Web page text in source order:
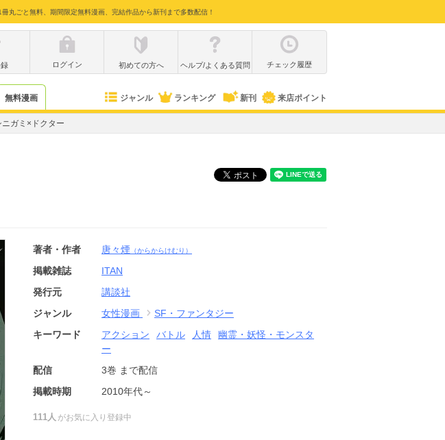
丸ごと無料、期間限定無料漫画、完結作品から新刊まで多数配信！
ログイン 初めての方へ ヘルプ/よくある質問 チェック履歴
無料漫画 ジャンル ランキング 新刊 来店ポイント
ニガミ×ドクター
著者・作者 唐々煙 （からからけむり）
掲載雑誌
ITAN
発行元
講談社
ジャンル
女性漫画
SF・ファンタジー
キーワード
アクション バトル 人情
幽霊・妖怪・モンスタ
ー
配信
3巻 まで配信
掲載時期
2010年代～
111人 がお気に入り登録中